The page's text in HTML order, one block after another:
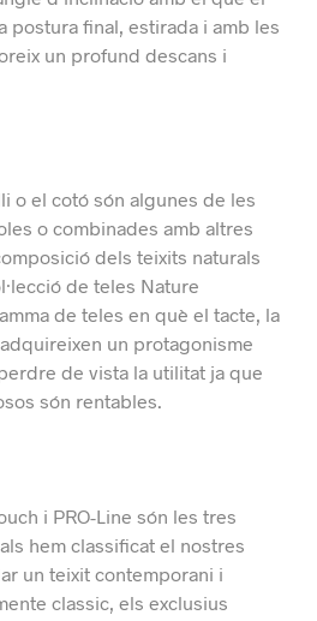
postura final, estirada i amb les
un profund descans i
o el cotó són algunes de les
o combinades amb altres
dels teixits naturals
de teles Nature
de teles en què el tacte, la
un protagonisme
de vista la utilitat ja que
són rentables.
i PRO-Line són les tres
hem classificat el nostres
un teixit contemporani i
classic, els exclusius